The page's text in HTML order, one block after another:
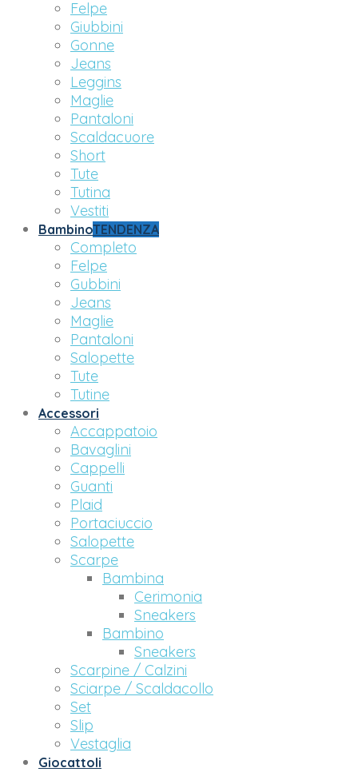
Felpe
Giubbini
Gonne
Jeans
Leggins
Maglie
Pantaloni
Scaldacuore
Short
Tute
Tutina
Vestiti
BambinoTENDENZA
Completo
Felpe
Gubbini
Jeans
Maglie
Pantaloni
Salopette
Tute
Tutine
Accessori
Accappatoio
Bavaglini
Cappelli
Guanti
Plaid
Portaciuccio
Salopette
Scarpe
Bambina
Cerimonia
Sneakers
Bambino
Sneakers
Scarpine / Calzini
Sciarpe / Scaldacollo
Set
Slip
Vestaglia
Giocattoli